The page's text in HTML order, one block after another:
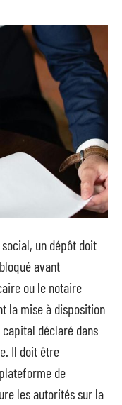
un dépôt doit
avant
ou le notaire
la mise à disposition
déclaré dans
Il doit être
de
les autorités sur la